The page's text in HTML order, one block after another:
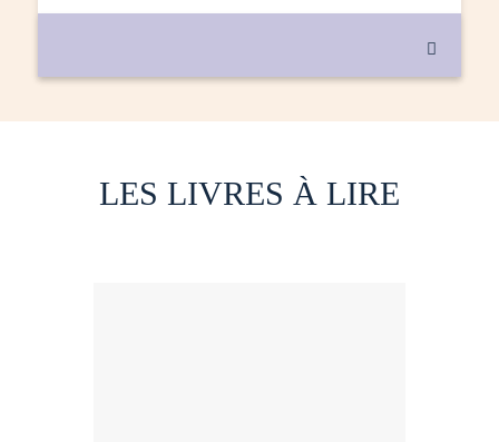

LES LIVRES À LIRE